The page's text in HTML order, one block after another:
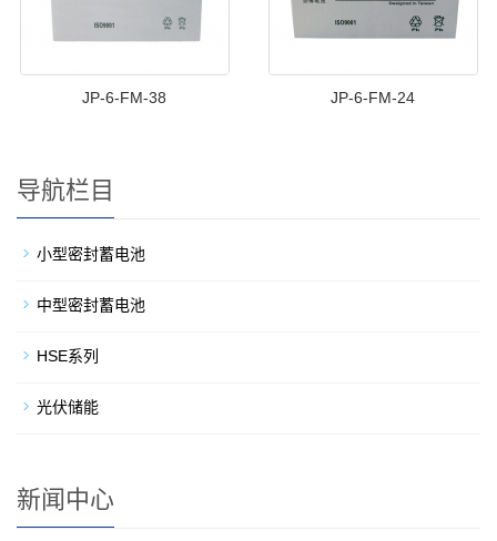
JP-6-FM-38 JP-6-FM-24
导航栏目
小型密封蓄电池
中型密封蓄电池
HSE系列
光伏储能
新闻中心